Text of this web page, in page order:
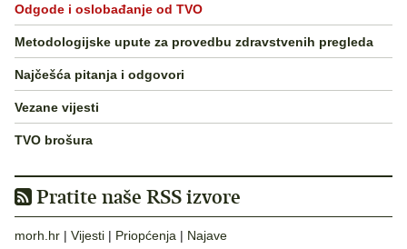
Odgode i oslobađanje od TVO
Metodologijske upute za provedbu zdravstvenih pregleda
Najčešća pitanja i odgovori
Vezane vijesti
TVO brošura
Pratite naše RSS izvore
morh.hr | Vijesti | Priopćenja | Najave